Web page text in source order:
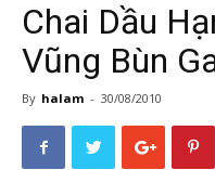
Chai Dầu
Vũng Bùn
By halam - 30/08/2010